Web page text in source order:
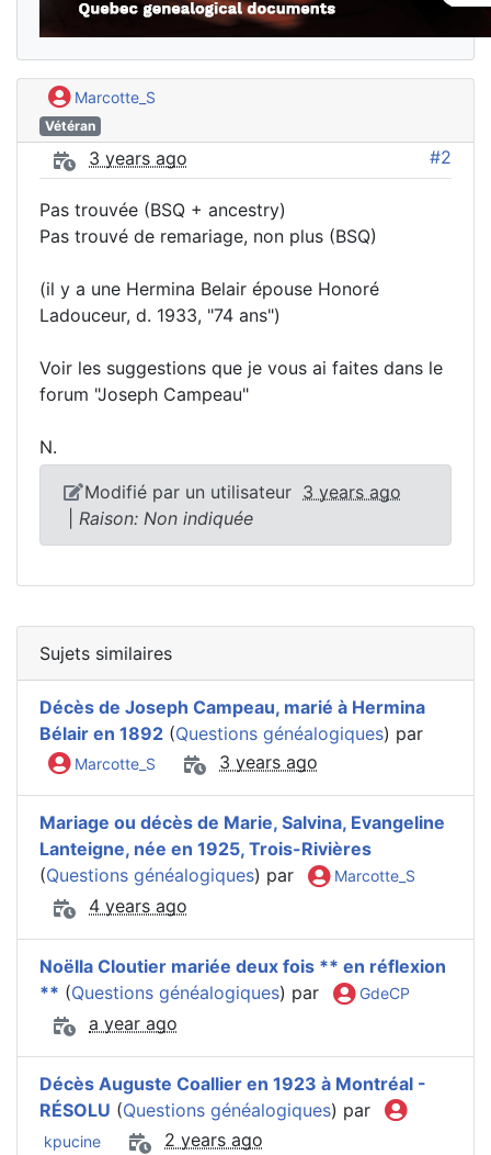
Marcotte_S
Vétéran
3 years ago #2
Pas trouvée (BSQ + ancestry)
Pas trouvé de remariage, non plus (BSQ)
(il y a une Hermina Belair épouse Honoré
Ladouceur, d. 1933, "74 ans")
Voir les suggestions que je vous ai faites dans le
forum "Joseph Campeau"
N.
Modifié par un utilisateur 3 years ago
Raison: Non indiquée
Sujets similaires
Décès de Joseph Campeau, marié à Hermina
Bélair en 1892 (Questions généalogiques) par
Marcotte_S 3 years ago
Mariage ou décès de Marie, Salvina, Evangeline
Lanteigne, née en 1925, Trois-Rivières
(Questions généalogiques) par Marcotte_S
4 years ago
Noëlla Cloutier mariée deux fois ** en réflexion
** (Questions généalogiques) par GdeCP
a year ago
Décès Auguste Coallier en 1923 à Montréal -
RÉSOLU (Questions généalogiques) par
kpucine 2 years ago